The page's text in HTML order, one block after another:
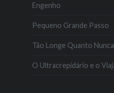
Engenho
Pequeno Grande Passo
Tão Longe Quanto
O Ultracrepidário e o